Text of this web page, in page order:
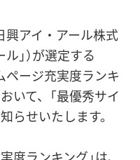
アイ・アール株式
」）が選定する
ページ充実度ランキ
いて、「最優秀サイ
らせいたします。